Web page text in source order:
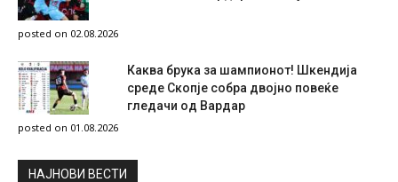
posted on 02.08.2026
Каква брука за шампионот! Шкендија
среде Скопје собра двојно повеќе
гледачи од Вардар
posted on 01.08.2026
НAЈНОВИ ВЕСТИ